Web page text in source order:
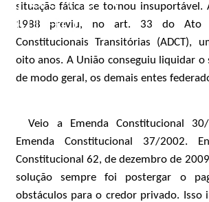
situação fática se tornou insuportável.
1988 previu, no art. 33 do Ato
Constitucionais Transitórias (ADCT),
oito anos. A União conseguiu liquidar o
de modo geral, os demais entes
Veio a Emenda Constitucional
Emenda Constitucional 37/2002.
Constitucional 62, de dezembro de
solução sempre foi postergar o
obstáculos para o credor privado. Isso